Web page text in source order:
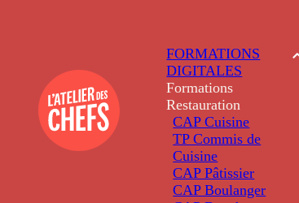
FORMATIONS
DIGITALES
Formations
Restauration
CAP Cuisine
TP Commis de
Cuisine
CAP Pâtissier
CAP Boulanger